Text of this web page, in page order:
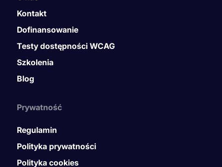
Kontakt
Dofinansowanie
Testy dostępności WCAG
Szkolenia
Blog
Prywatność
Regulamin
Polityka prywatności
Polityka cookies